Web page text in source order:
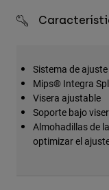
Gorras y Gorros
Ver todo
Sistema de
Mips® Integra
Visera ajustable
Soporte bajo
Almohadillas de
optimizar el